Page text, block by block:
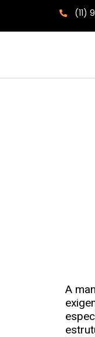
(11)
A